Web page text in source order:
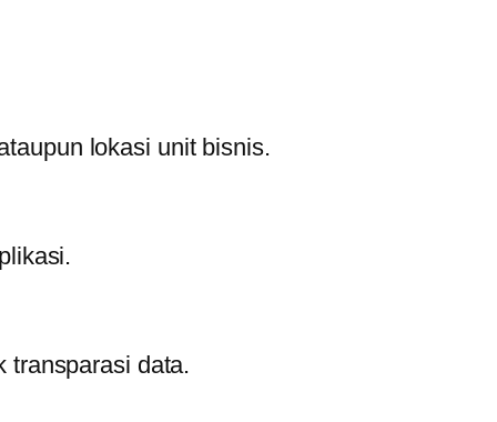
lokasi unit bisnis.
transparasi data.